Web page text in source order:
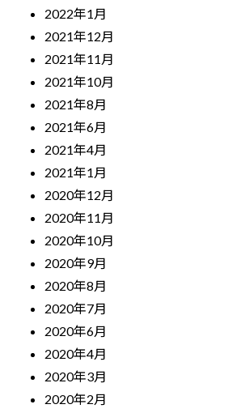
2022年1月
2021年12月
2021年11月
2021年10月
2021年8月
2021年6月
2021年4月
2021年1月
2020年12月
2020年11月
2020年10月
2020年9月
2020年8月
2020年7月
2020年6月
2020年4月
2020年3月
2020年2月